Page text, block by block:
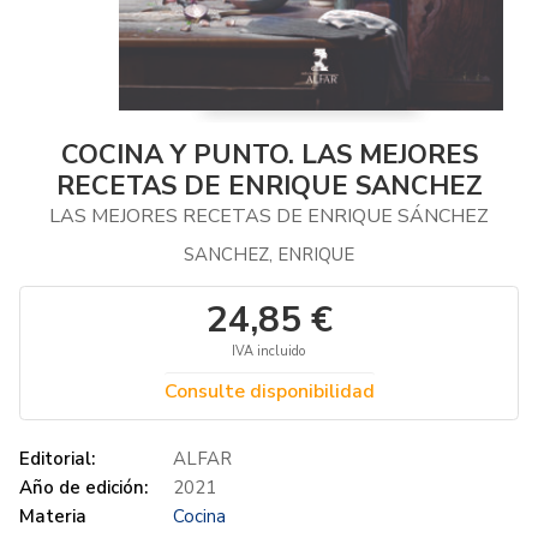
COCINA Y PUNTO. LAS MEJORES
RECETAS DE ENRIQUE SANCHEZ
LAS MEJORES RECETAS DE ENRIQUE SÁNCHEZ
SANCHEZ, ENRIQUE
24,85 €
IVA incluido
Consulte disponibilidad
Editorial:
ALFAR
Año de edición:
2021
Materia
Cocina